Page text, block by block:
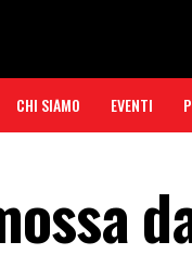
CHI SIAMO EVENTI